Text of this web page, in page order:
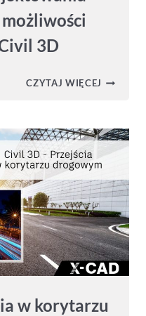
3D
CZYTAJ WIĘCEJ CIVIL
ZWIĘKSZ
CIVIL
3D
w korytarzu